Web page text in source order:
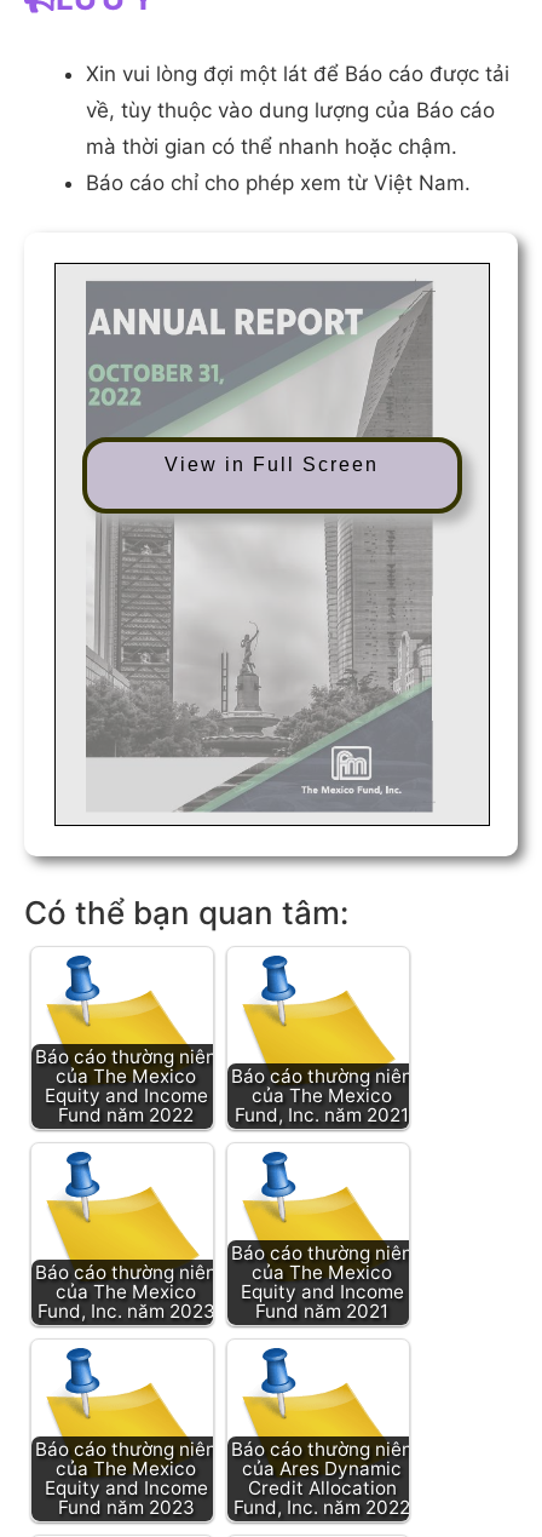
Xin vui lòng đợi một lát để Báo cáo được tải
về, tùy thuộc vào dung lượng của Báo cáo
mà thời gian có thể nhanh hoặc chậm.
Báo cáo chỉ cho phép xem từ Việt Nam.
View in Full Screen
Có thể bạn quan tâm:
Báo cáo thường niên
của The Mexico
Equity and Income
Fund năm 2022
Báo cáo thường niên
của The Mexico
Fund, Inc. năm 2021
Báo cáo thường niên
của The Mexico
Fund, Inc. năm 2023
Báo cáo thường niên
của The Mexico
Equity and Income
Fund năm 2021
Báo cáo thường niên
của The Mexico
Equity and Income
Fund năm 2023
Báo cáo thường niên
của Ares Dynamic
Credit Allocation
Fund, Inc. năm 2022